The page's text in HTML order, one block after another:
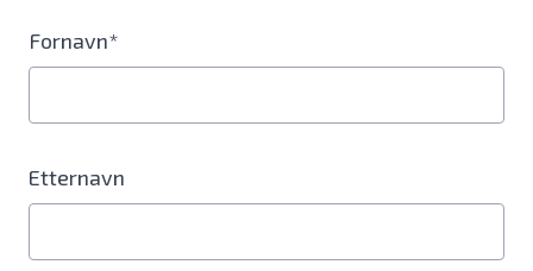
Fornavn*
Etternavn